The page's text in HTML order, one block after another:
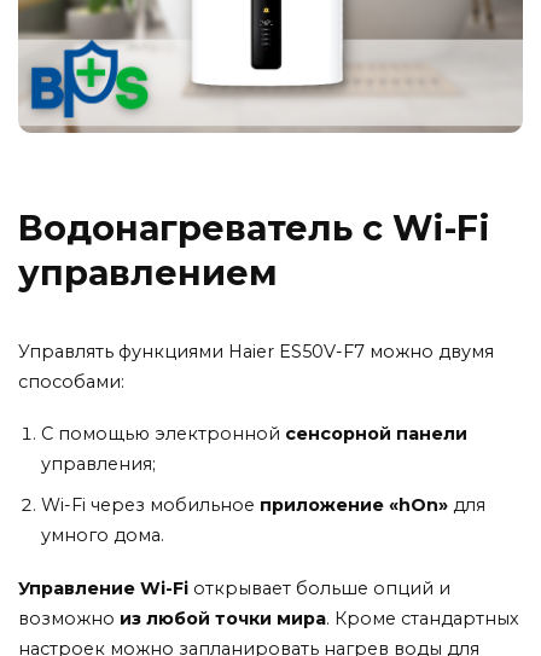
Водонагреватель с Wi-Fi
управлением
Управлять функциями Haier ES50V-F7 можно двумя
способами:
С помощью электронной сенсорной панели
управления;
Wi-Fi через мобильное приложение «hOn»для
умного дома.
Управление Wi-Fi открывает больше опций и
возможно из любой точки мира. Кроме стандартных
настроек можно запланировать нагрев воды для